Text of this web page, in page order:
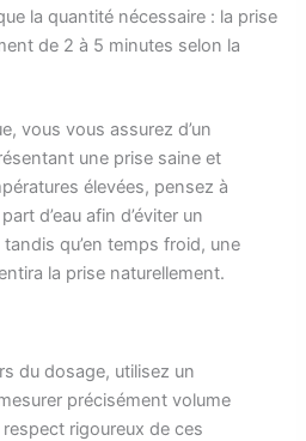
la quantité nécessaire : la prise
de 2 à 5 minutes selon la
vous vous assurez d’un
une prise saine et
élevées, pensez à
d’eau afin d’éviter un
qu’en temps froid, une
la prise naturellement.
du dosage, utilisez un
précisément volume
respect rigoureux de ces